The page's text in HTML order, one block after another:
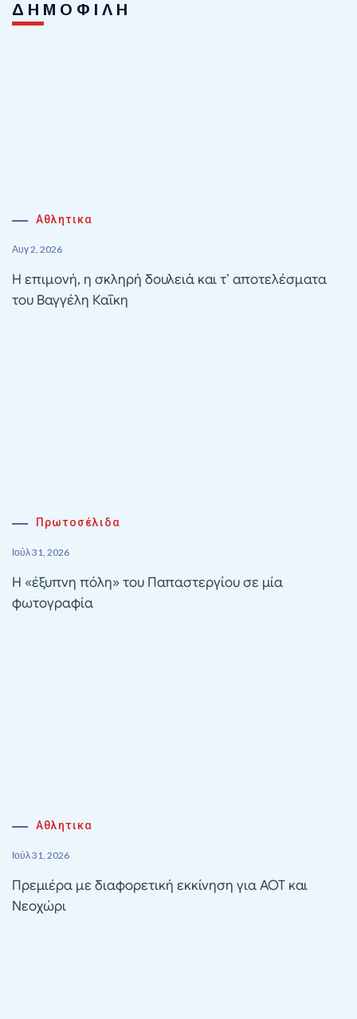
ΔΗΜΟΦΙΛΗ
Αθλητικα
Αυγ 2, 2026
Η επιμονή, η σκληρή δουλειά και τ’ αποτελέσματα
του Βαγγέλη Καΐκη
Πρωτοσέλιδα
Ιούλ 31, 2026
Η «έξυπνη πόλη» του Παπαστεργίου σε μία
φωτογραφία
Αθλητικα
Ιούλ 31, 2026
Πρεμιέρα με διαφορετική εκκίνηση για ΑΟΤ και
Νεοχώρι